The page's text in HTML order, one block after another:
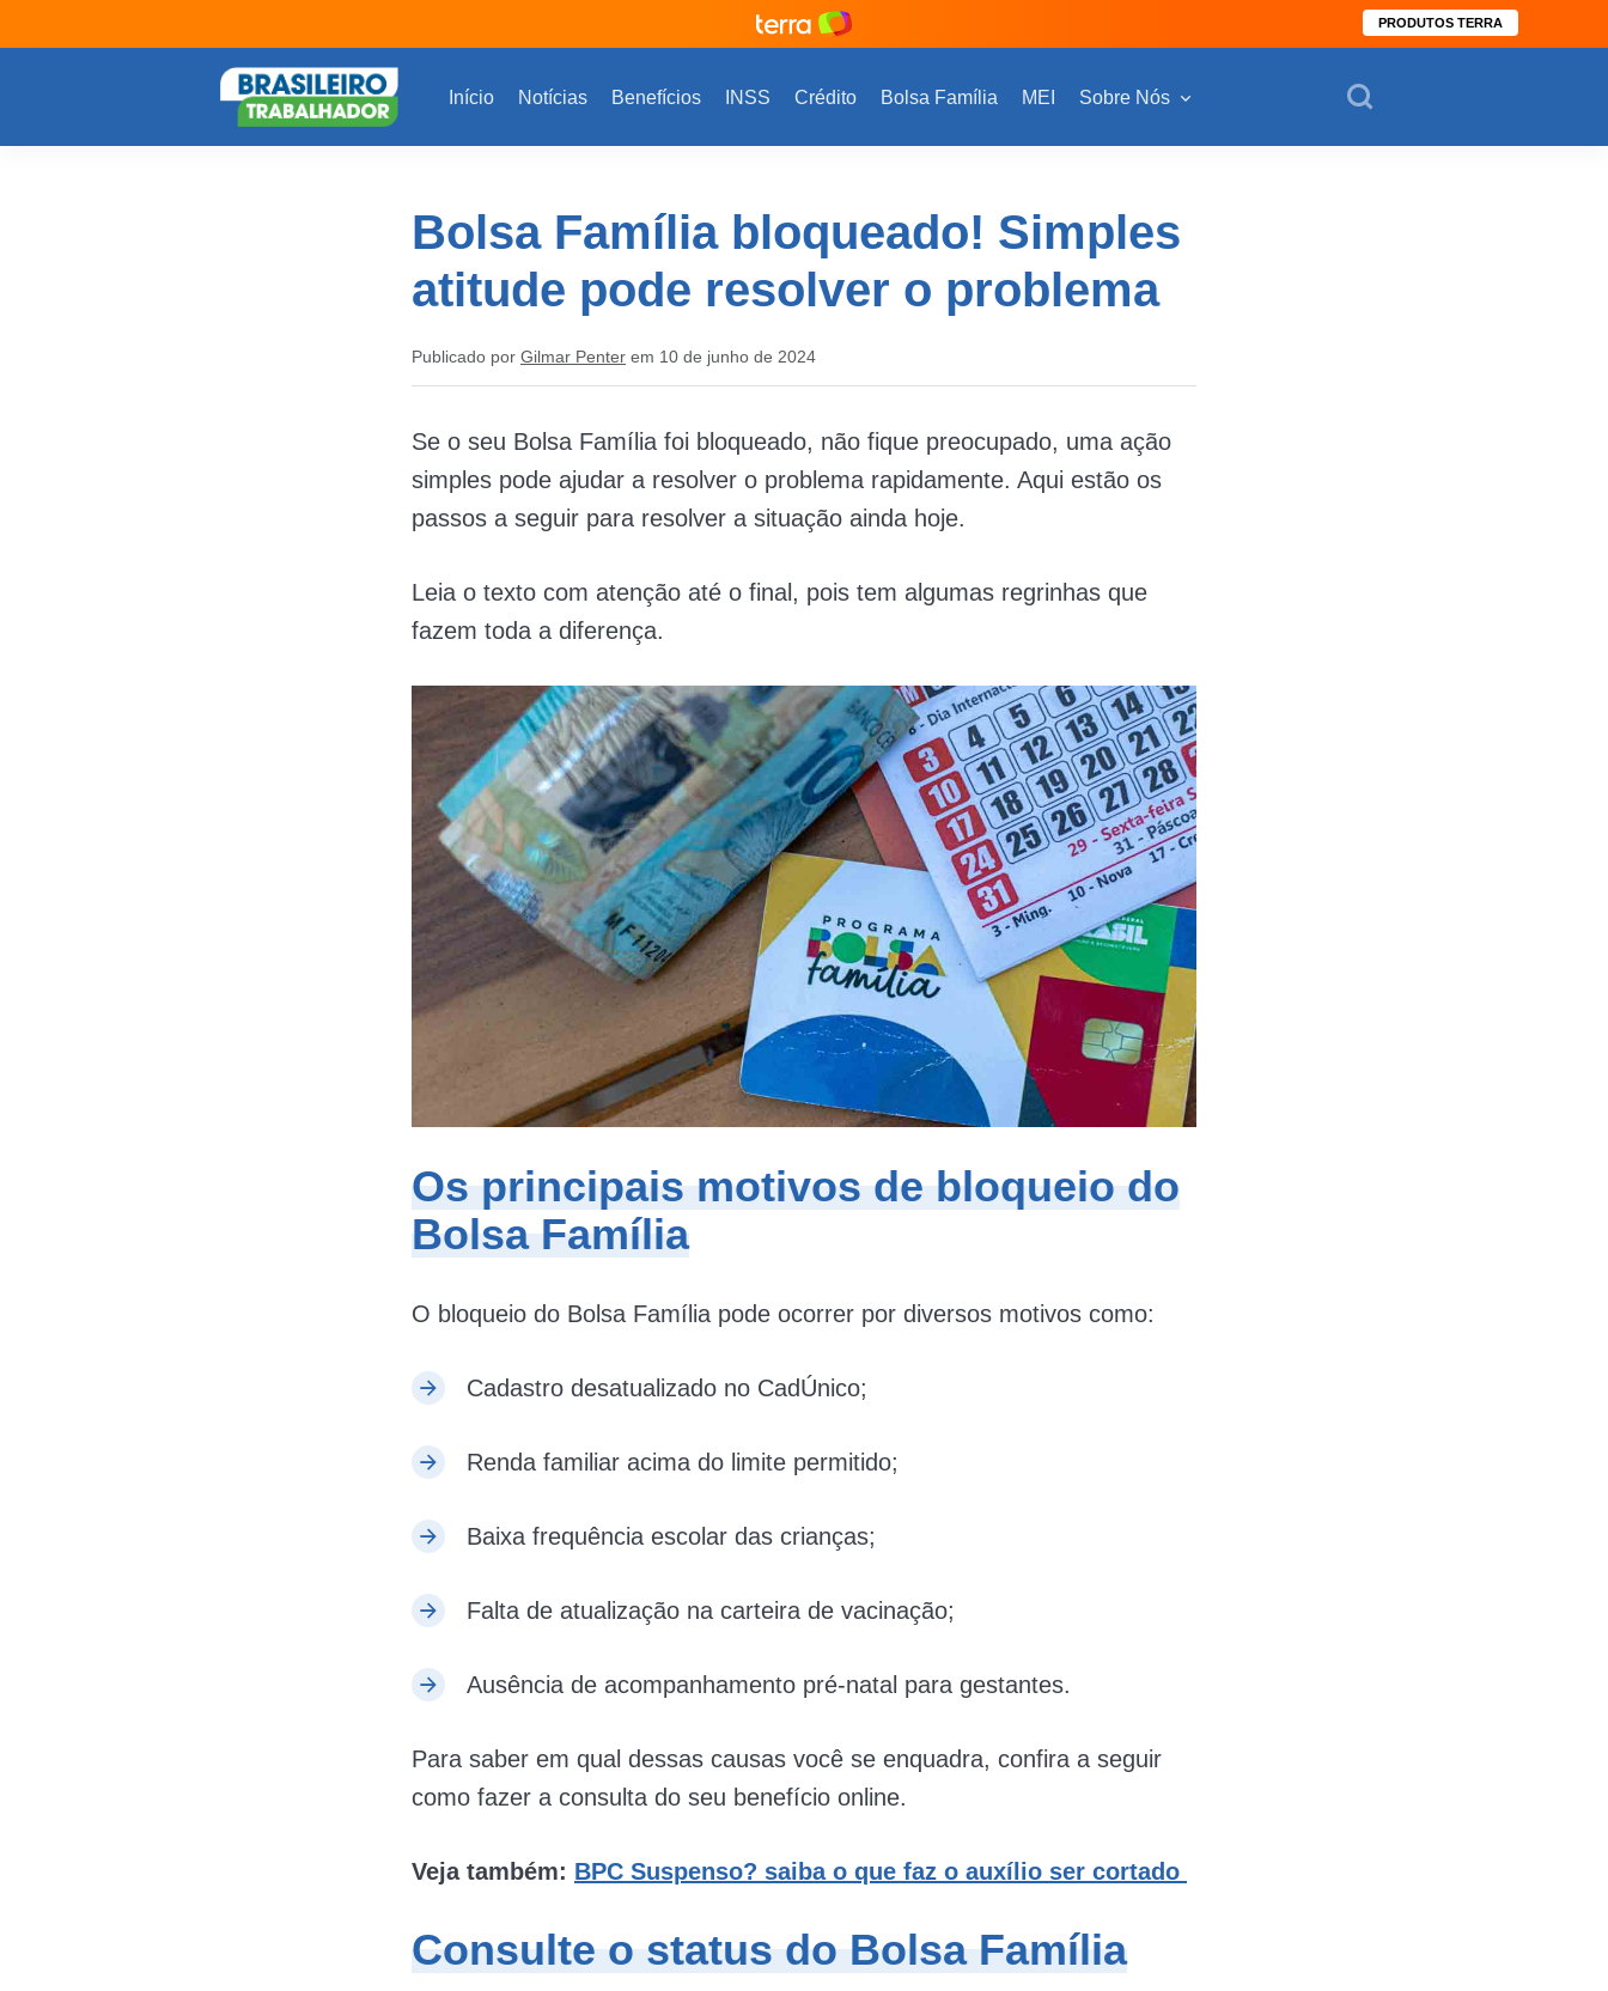
PRODUTOS TERRA
Início Notícias Benefícios INSS Crédito Bolsa Família MEI Sobre Nós
Bolsa Família bloqueado! Simples
atitude pode resolver o problema
Publicado por Gilmar Penter em 10 de junho de 2024
Se o seu Bolsa Família foi bloqueado, não fique preocupado, uma ação
simples pode ajudar a resolver o problema rapidamente. Aqui estão os
passos a seguir para resolver a situação ainda hoje.
Leia o texto com atenção até o final, pois tem algumas regrinhas que
fazem toda a diferença.
Os principais motivos de bloqueio do
Bolsa Família
O bloqueio do Bolsa Família pode ocorrer por diversos motivos como:
Cadastro desatualizado no CadÚnico;
Renda familiar acima do limite permitido;
Baixa frequência escolar das crianças;
Falta de atualização na carteira de vacinação;
Ausência de acompanhamento pré-natal para gestantes​.
Para saber em qual dessas causas você se enquadra, confira a seguir
como fazer a consulta do seu benefício online.
Veja também: BPC Suspenso? saiba o que faz o auxílio ser cortado
Consulte o status do Bolsa Família